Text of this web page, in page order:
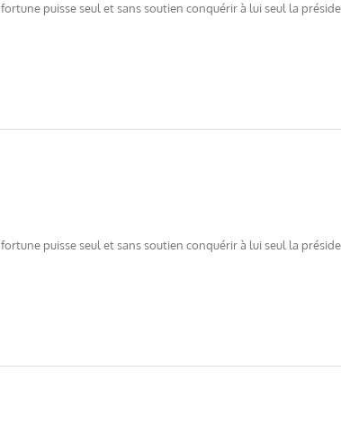
puisse seul et sans soutien conquérir à lui seul la
puisse seul et sans soutien conquérir à lui seul la